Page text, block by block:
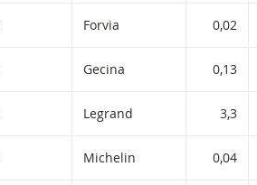
Forvia 0,02
Gecina 0,13
Legrand 3,3
Michelin 0,04